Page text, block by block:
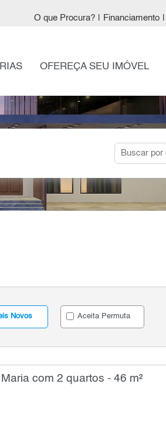
O que Procura? Financiamento
OFEREÇA SEU IMÓVEL
Novos Aceita Permuta
com 2 quartos - 46 m²